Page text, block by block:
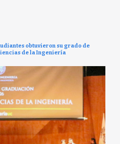
obtuvieron su grado de
de la Ingeniería